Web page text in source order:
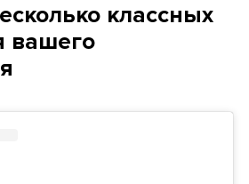
классных
вашего